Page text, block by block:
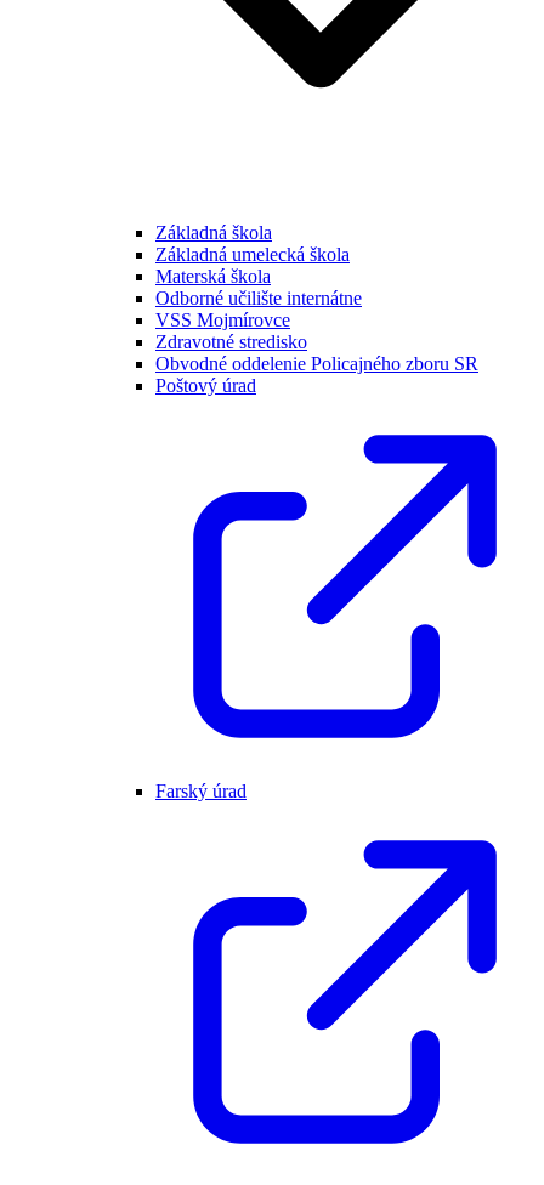
Základná škola
Základná umelecká škola
Materská škola
Odborné učilište internátne
VSS Mojmírovce
Zdravotné stredisko
Obvodné oddelenie Policajného zboru SR
Poštový úrad
Farský úrad